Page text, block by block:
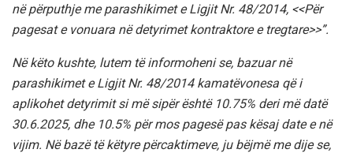
në përputhje me parashikimet e Ligjit Nr. 48/2014, <<Për
pagesat e vonuara në detyrimet kontraktore e tregtare>>”.
Në këto kushte, lutem të informoheni se, bazuar në
parashikimet e Ligjit Nr. 48/2014 kamatëvonesa që i
aplikohet detyrimit si më sipër është 10.75% deri më datë
30.6.2025, dhe 10.5% për mos pagesë pas kësaj date e në
vijim. Në bazë të këtyre përcaktimeve, ju bëjmë me dije se,